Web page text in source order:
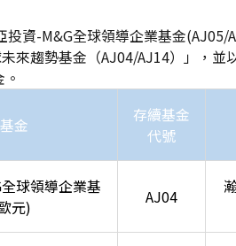
資-M&G全球領導企業基金
來趨勢基金（AJ04/AJ14）」，並
金
存續基金
代號
球領導企業基
元)
AJ04